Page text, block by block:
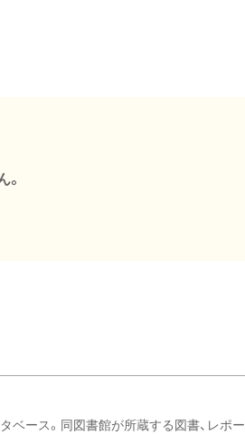
ース。同図書館が所蔵する図書、レポー